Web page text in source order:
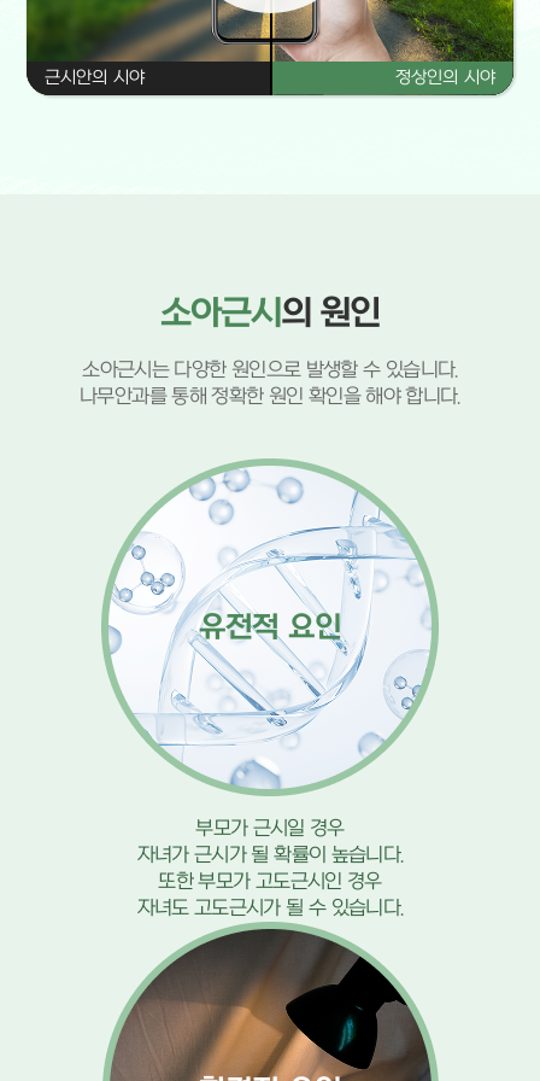
근시안의 시야 정상인의 시야
소아근시 의 원인
소아근시는 다양한 원인으로 발생할 수 있습니다.
나무안과를 통해 정확한 원인 확인을 해야 합니다.
유전적 요인
부모가 근시일 경우
자녀가 근시가 될 확률이 높습니다.
또한 부모가 고도근시인 경우
자녀도 고도근시가 될 수 있습니다.